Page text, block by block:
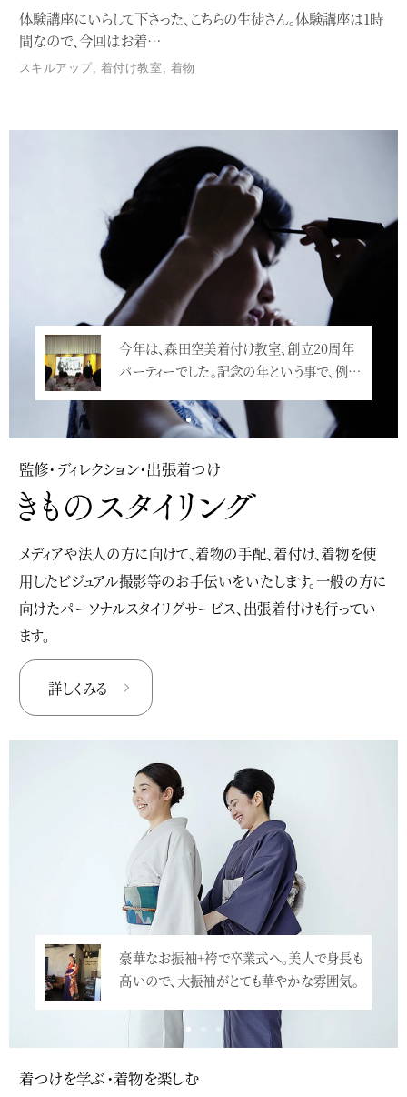
体験講座にいらして下さった、こちらの生徒さん。体験講座は1時
間なので、今回はお着…
スキルアップ, 着付け教室 , 着物
Service
監修・ディレクション・出張着つけ
メディアや法人の方に向けて、着物の手配、着付け、着物を使
用したビジュアル撮影等のお手伝いをいたします。一般の方に
向けたパーソナルスタイリグサービス、出張着付けも行ってい
ます。
詳しくみる
今年は、森田空美着付け教室、創立20周年
パーティーでした。記念の年という事で、例…
着つけを学ぶ・着物を楽しむ
豪華なお振袖+袴で卒業式へ。美人で身長も
高いので、大振袖がとても華やかな雰囲気。